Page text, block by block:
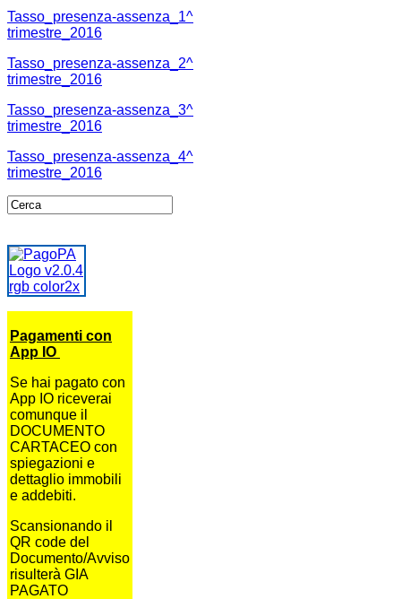
Tasso_presenza-assenza_1^
trimestre_2016
Tasso_presenza-assenza_2^
trimestre_2016
Tasso_presenza-assenza_3^
trimestre_2016
Tasso_presenza-assenza_4^
trimestre_2016
Pagamenti con
App IO
Se hai pagato con
App IO riceverai
comunque il
DOCUMENTO
CARTACEO con
spiegazioni e
dettaglio immobili
e addebiti.
Scansionando il
QR code del
Documento/Avviso
risulterà GIA
PAGATO